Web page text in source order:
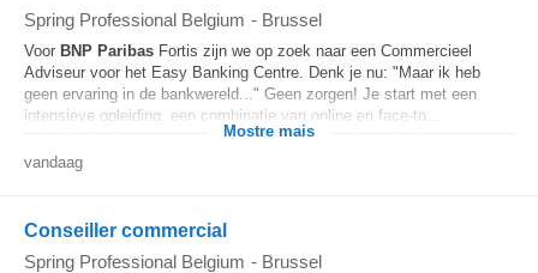
Spring Professional Belgium - Brussel
Voor BNP Paribas Fortis zijn we op zoek naar een Commercieel
Adviseur voor het Easy Banking Centre. Denk je nu: "Maar ik heb
geen ervaring in de bankwereld..." Geen zorgen! Je start met een
intensieve opleiding, een combinatie van online en face-to...
Mostre mais
vandaag
Conseiller commercial
Spring Professional Belgium - Brussel